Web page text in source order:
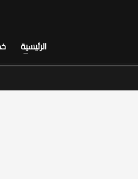
الرئيسية